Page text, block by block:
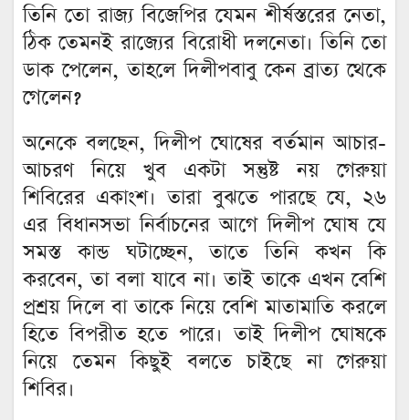
তিনি তো রাজ্য বিজেপির যেমন শীর্ষস্তরের নেতা,
ঠিক তেমনই রাজ্যের বিরোধী দলনেতা। তিনি তো
ডাক পেলেন, তাহলে দিলীপবাবু কেন ব্রাত্য থেকে
গেলেন?
অনেকে বলছেন, দিলীপ ঘোষের বর্তমান আচার-
আচরণ নিয়ে খুব একটা সন্তুষ্ট নয় গেরুয়া
শিবিরের একাংশ। তারা বুঝতে পারছে যে, ২৬
এর বিধানসভা নির্বাচনের আগে দিলীপ ঘোষ যে
সমস্ত কান্ড ঘটাচ্ছেন, তাতে তিনি কখন কি
করবেন, তা বলা যাবে না। তাই তাকে এখন বেশি
প্রশ্রয় দিলে বা তাকে নিয়ে বেশি মাতামাতি করলে
হিতে বিপরীত হতে পারে। তাই দিলীপ ঘোষকে
নিয়ে তেমন কিছুই বলতে চাইছে না গেরুয়া
শিবির।